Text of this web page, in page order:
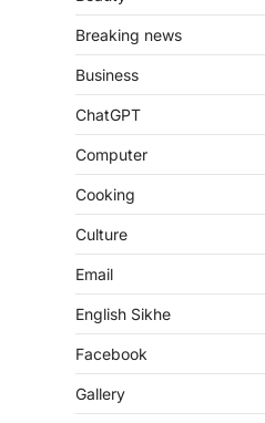
Breaking news
Business
ChatGPT
Computer
Cooking
Culture
Email
English Sikhe
Facebook
Gallery